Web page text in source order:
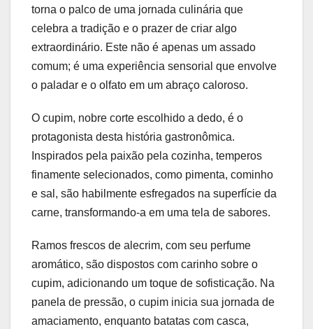
torna o palco de uma jornada culinária que
celebra a tradição e o prazer de criar algo
extraordinário. Este não é apenas um assado
comum; é uma experiência sensorial que envolve
o paladar e o olfato em um abraço caloroso.
O cupim, nobre corte escolhido a dedo, é o
protagonista desta história gastronômica.
Inspirados pela paixão pela cozinha, temperos
finamente selecionados, como pimenta, cominho
e sal, são habilmente esfregados na superfície da
carne, transformando-a em uma tela de sabores.
Ramos frescos de alecrim, com seu perfume
aromático, são dispostos com carinho sobre o
cupim, adicionando um toque de sofisticação. Na
panela de pressão, o cupim inicia sua jornada de
amaciamento, enquanto batatas com casca,